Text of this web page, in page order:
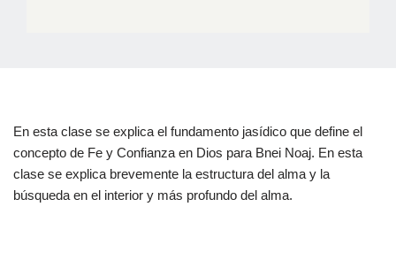
En esta clase se explica el fundamento jasídico que define el
concepto de Fe y Confianza en Dios para Bnei Noaj. En esta
clase se explica brevemente la estructura del alma y la
búsqueda en el interior y más profundo del alma.